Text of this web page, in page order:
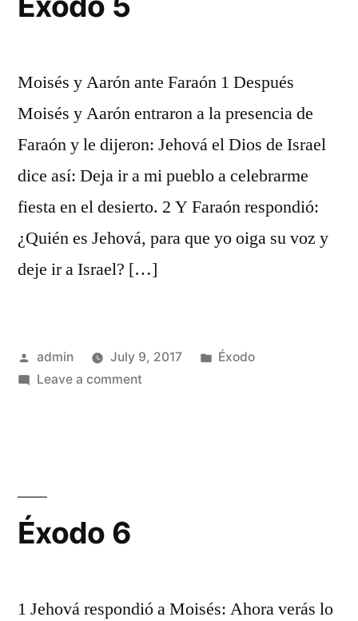
Moisés y Aarón ante Faraón 1 Después
Moisés y Aarón entraron a la presencia de
Faraón y le dijeron: Jehová el Dios de Israel
dice así: Deja ir a mi pueblo a celebrarme
fiesta en el desierto. 2 Y Faraón respondió:
¿Quién es Jehová, para que yo oiga su voz y
deje ir a Israel? […]
Posted
by
admin July 9, 2017
Posted
Éxodo
Leave a commenton
Éxodo 6
1 Jehová respondió a Moisés: Ahora verás lo